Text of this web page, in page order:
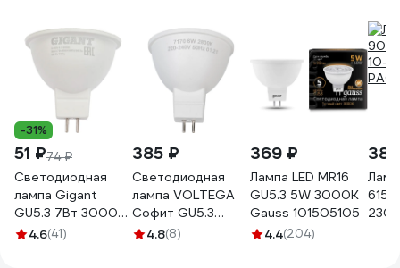
-31%
51 ₽74 ₽
Светодиодная
лампа Gigant
GU5.3 7Вт 3000K
MR16 540Лм G-
4.6(41)
385 ₽
Светодиодная
лампа VOLTEGA
Софит GU5.3
2800К 6W
4.8(8)
369 ₽
Лампа LED MR16
GU5.3 5W 3000K
Gauss 101505105
4.4(204)
615
230-